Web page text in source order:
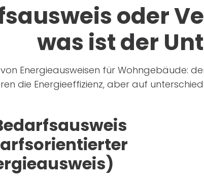
oder
was ist der
Energieausweisen für Wohngebäude:
die Energieeffizienz, aber auf